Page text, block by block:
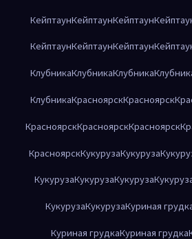
КейптаунКейптаунКейптаун
КейптаунКейптаунКейптаун
КлубникаКлубникаКлубника
КлубникаКрасноярскКрасноярск
КрасноярскКрасноярскКрасноярск
КрасноярскКукурузаКукуруза
КукурузаКукурузаКукуруза
КукурузаКукурузаКуриная
Куриная грудкаКуриная грудка